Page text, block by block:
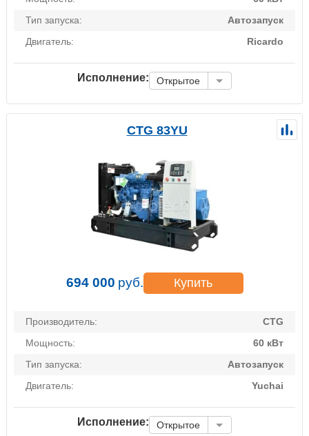
Тип запуска:
Автозапуск
Двигатель:
Ricardo
Исполнение: Открытое
CTG 83YU
694 000 руб. Купить
Производитель:
CTG
Мощность:
60 кВт
Тип запуска:
Автозапуск
Двигатель:
Yuchai
Исполнение: Открытое